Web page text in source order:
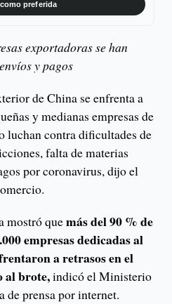
preferida
exportadoras se han
y pagos
de China se enfrenta a
y medianas empresas de
luchan contra dificultades de
falta de materias
por coronavirus, dijo el
mostró quemás del 90 % de
empresas dedicadas al
a retrasos en el
al brote,indicó el Ministerio
de prensa por internet.